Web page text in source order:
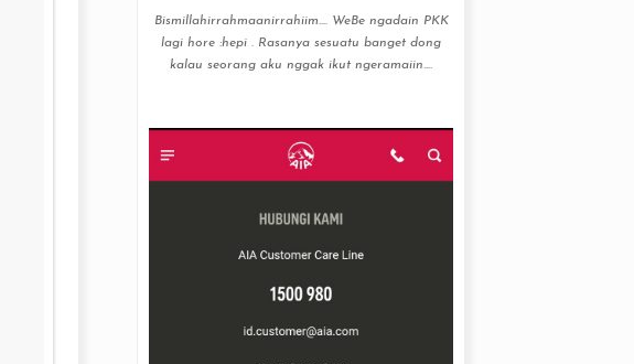
Bismillahirrahmaanirrahiim…. WeBe ngadain PKK
lagi hore :hepi . Rasanya sesuatu banget dong
kalau seorang aku nggak ikut ngeramaiin....